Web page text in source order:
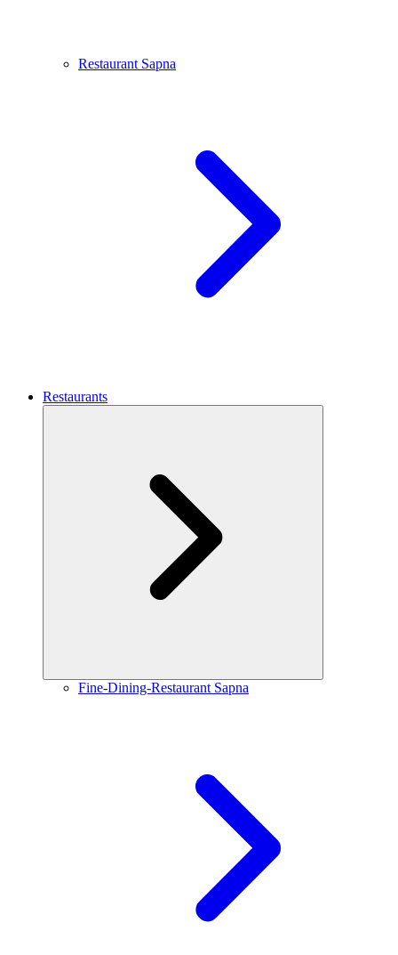
Restaurant Sapna
Restaurants
Fine-Dining-Restaurant Sapna